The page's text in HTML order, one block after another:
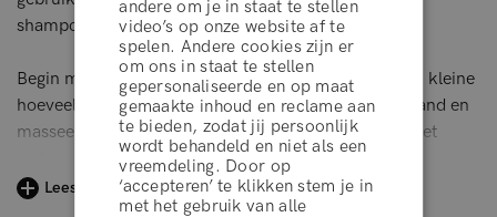
shampoos.
Begin met je haar nat te maken met water. Breng een kleine
hoeveelheid Split Fix™ Shampoo in de palm van je hand en
masseer het vervolgens in de hoofdhuid. Spoel uit met
water en herhaal. De tweede wasbeurt activeert het
schuimproces en verwijdert hardnekkige ophoping en
overtollige olie uit het haar.
Lees meer algemene voorwaarden
andere om je in staat te stellen
video’s op onze website af te
spelen. Andere cookies zijn er
om ons in staat te stellen
gepersonaliseerde en op maat
gemaakte inhoud en reclame aan
te bieden, zodat jij persoonlijk
wordt behandeld en niet als een
vreemdeling. Door op
‘accepteren’ te klikken stem je in
met het gebruik van alle